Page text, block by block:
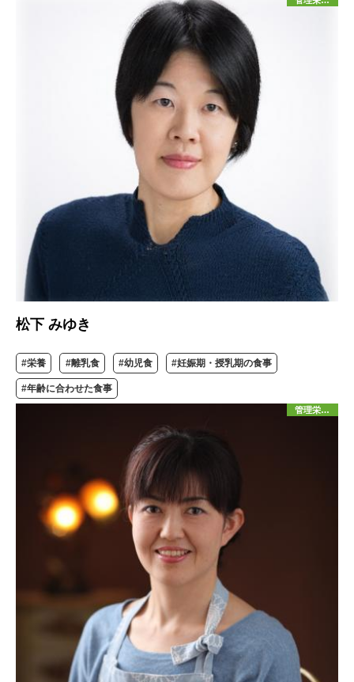
松下 みゆき
#栄養 #離乳食 #幼児食 #妊娠期・授乳期の食事
#年齢に合わせた食事
管理栄養士